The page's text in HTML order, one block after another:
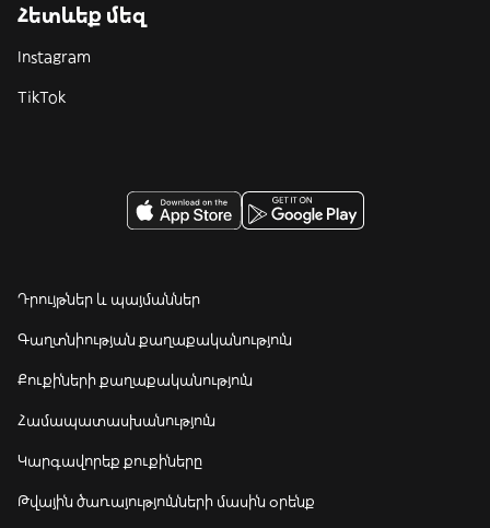
Հետևեք մեզ
Instagram
TikTok
Դրույթներ և պայմաններ
Գաղտնիության քաղաքականություն
Քուքիների քաղաքականություն
Համապատասխանություն
Կարգավորեք քուքիները
Թվային ծառայությունների մասին օրենք